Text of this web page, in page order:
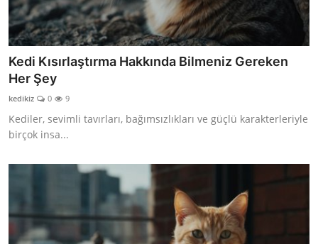
Kedi Kısırlaştırma Hakkında Bilmeniz Gereken
Her Şey
kedikiz 0 9
Kediler, sevimli tavırları, bağımsızlıkları ve güçlü karakterleriyle
birçok insa...